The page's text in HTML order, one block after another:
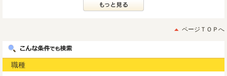
ページＴＯＰへ
職種